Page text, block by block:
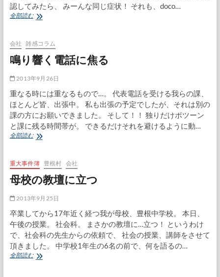
認してみたら、 みーんな同じ症状！ それも、doco…
全部読むま
の
タ
イ
リ
安
打
会社 雑感コラム
鳴り響く電話に焦る
2013年9月26日
重なる時には重なるもので…。 代表電話を受ける我らの課、
ほとんど皆、出張中。 私も出張の予定でしたが、それは別の
課の方にお願いできました。 そして！！ 独りだけポツーン
と課に残る時間帯が。 できるだけそれを避けるように動…
全部読む鳴
く
電
話
焦
重大事件簿 豊根村 会社
母校の教壇に立つ
2013年9月25日
卒業してから17年近く経つ我が母校、豊根中学校。 本日、
午後の授業。 社会科。 まさかの教壇に…立つ！ というわけ
で、社会科の先生からの依頼で、 社会の授業、講師をさせて
頂きました。 中学校1年生の6名の前で、何を語るの…
全部読む母